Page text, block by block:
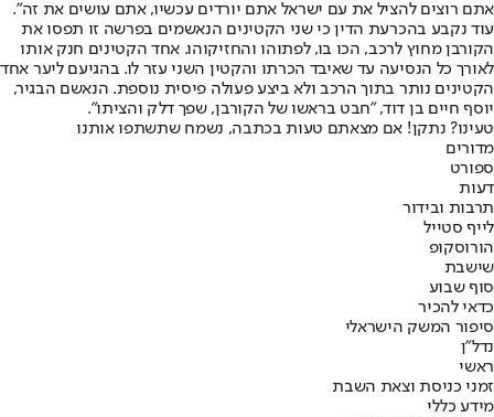
אתם רוצים להציל את עם ישראל אתם יורדים עכשיו, אתם עושים את זה".
עוד נקבע בהכרעת הדין כי שני הקטינים הנאשמים בפרשה זו תפסו את
הקורבן מחוץ לרכב, הכו בו, לפתוהו והחזיקוהו. אחד הקטינים חנק אותו
לאורך כל הנסיעה עד שאיבד הכרתו והקטין השני עזר לו. בהגיעם ליער אחד
הקטינים נותר בתוך הרכב ולא ביצע פעולה פיסית נוספת. הנאשם הבגיר,
יוסף חיים בן דוד, "חבט בראשו של הקורבן, שפך דלק והציתו".
טעינו? נתקן! אם מצאתם טעות בכתבה, נשמח שתשתפו אותנו
מדורים
ספורט
דעות
תרבות ובידור
לייף סטייל
הורוסקופ
שישבת
סוף שבוע
כדאי להכיר
סיפור המשק הישראלי
נדל"ן
ראשי
זמני כניסת וצאת השבת
מידע כללי